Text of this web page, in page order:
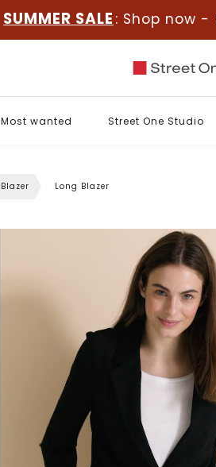
SUMMER SALE : Shop now -
Most wanted Street One Studio
Blazer Long Blazer